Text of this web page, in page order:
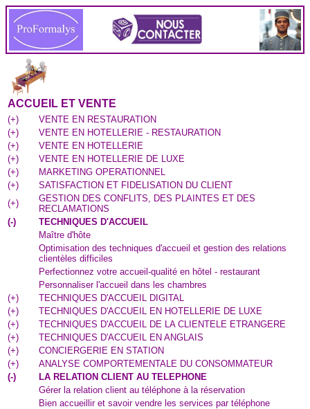
ACCUEIL ET VENTE
(+)
VENTE EN RESTAURATION
(+)
VENTE EN HOTELLERIE - RESTAURATION
(+)
VENTE EN HOTELLERIE
(+)
VENTE EN HOTELLERIE DE LUXE
(+)
MARKETING OPERATIONNEL
(+)
SATISFACTION ET FIDELISATION DU CLIENT
(+)
GESTION DES CONFLITS, DES PLAINTES ET DES
RECLAMATIONS
(-)
TECHNIQUES D'ACCUEIL
Maître d'hôte
Optimisation des techniques d'accueil et gestion des relations
clientèles difficiles
Perfectionnez votre accueil-qualité en hôtel - restaurant
Personnaliser l'accueil dans les chambres
(+)
TECHNIQUES D'ACCUEIL DIGITAL
(+)
TECHNIQUES D'ACCUEIL EN HOTELLERIE DE LUXE
(+)
TECHNIQUES D'ACCUEIL DE LA CLIENTELE ETRANGERE
(+)
TECHNIQUES D'ACCUEIL EN ANGLAIS
(+)
CONCIERGERIE EN STATION
(+)
ANALYSE COMPORTEMENTALE DU CONSOMMATEUR
(-)
LA RELATION CLIENT AU TELEPHONE
Gérer la relation client au téléphone à la réservation
Bien accueillir et savoir vendre les services par téléphone